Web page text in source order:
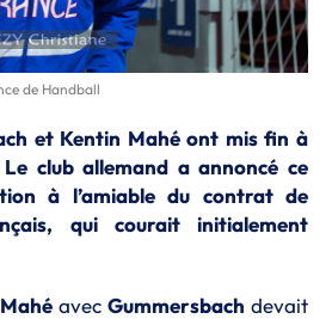
de Handball
et Kentin Mahé ont mis fin à
club allemand a annoncé ce
à l’amiable du contrat de
qui courait initialement
avec Gummersbach devait